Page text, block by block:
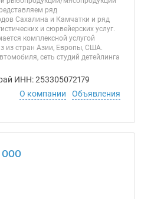
ряд
Сахалина и Камчатки и ряд
и сюрвейерских услуг.
комплексной услугой
из стран Азии, Европы, США.
сеть студий детейлинга
ИНН: 253305072179
О компании
Объявления
ООО